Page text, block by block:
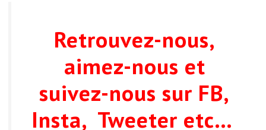
Retrouvez-nous,
aimez-nous et
suivez-nous sur FB,
Insta, Tweeter etc…